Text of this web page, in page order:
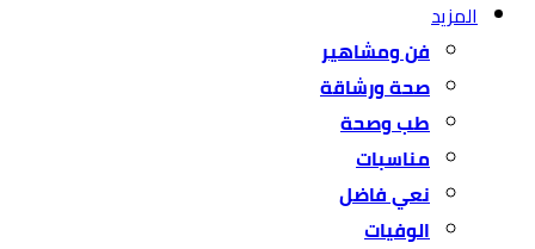
المزيد
فن ومشاهير
صحة ورشاقة
طب وصحة
مناسبات
نعي فاضل
الوفيات